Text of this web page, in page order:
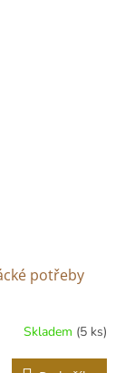
potřeby
Skladem (5 ks)